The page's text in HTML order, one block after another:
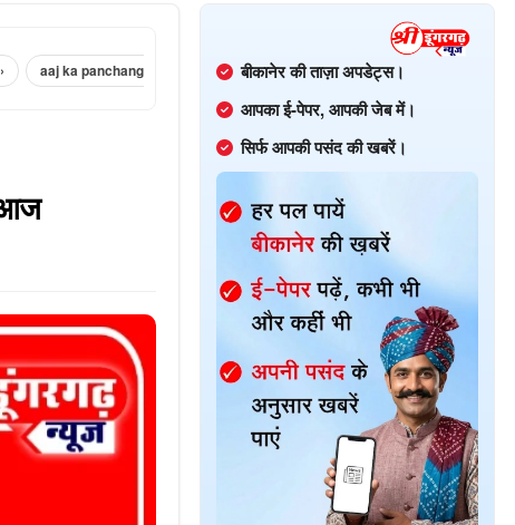
aaj ka panchang › sri dungargarh corona news › sri dungargarh news
आज
बीकानेर की ताज़ा अपडेट्स।
आपका ई-पेपर, आपकी जेब में।
सिर्फ आपकी पसंद की खबरें।